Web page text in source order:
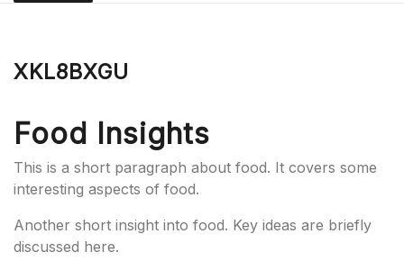
XKL8BXGU
Food Insights
This is a short paragraph about food. It covers some
interesting aspects of food.
Another short insight into food. Key ideas are briefly
discussed here.